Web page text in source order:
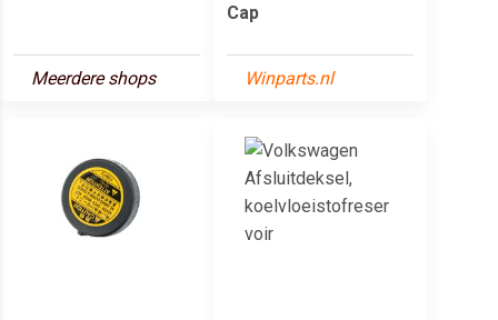
Meerdere shops
Cap
Winparts.nl